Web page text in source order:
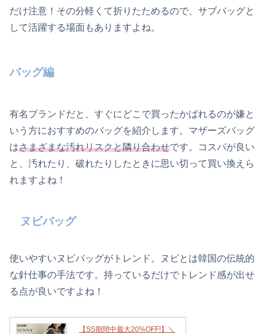
だけ注意！その分軽くて折りたためるので、サブバッグと
して活躍する場面もありますよね。
バッグ編
有名ブランドだと、すぐにどこで買ったかばれるのが嫌と
いう方におすすめのバッグを紹介します。マザーズバッグ
はさまざまな汚れリスクと隣り合わせです。コスパが良い
と、汚れたり、破れたりしたときに思い切って買い換えら
れますよね！
ヌビバッグ
使いやすいヌビバッグがトレンド。ヌビとは韓国の伝統的
な針仕事の手法です。持っているだけでトレンド感が出せ
る点が良いですよね！
【SS期間中最大20%OFF!】＼